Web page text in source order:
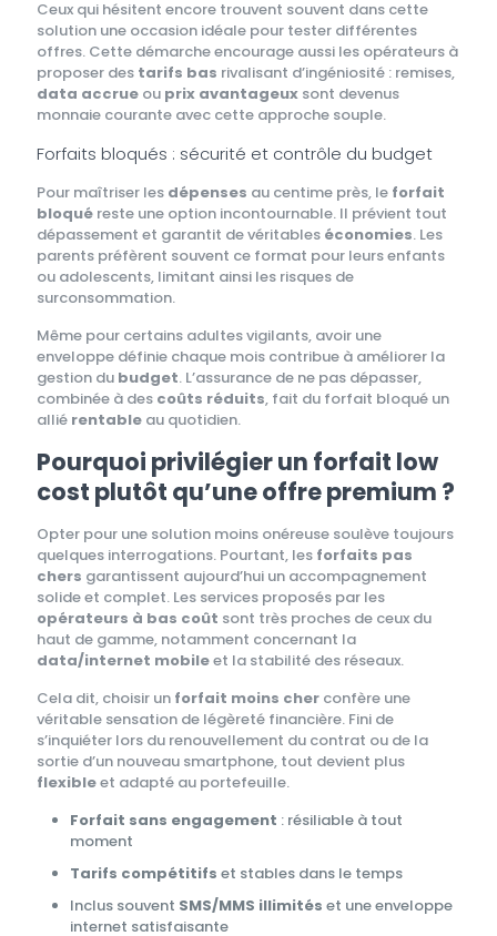
Ceux qui hésitent encore trouvent souvent dans cette
solution une occasion idéale pour tester différentes
offres. Cette démarche encourage aussi les opérateurs à
proposer des tarifs bas rivalisant d’ingéniosité : remises,
data accrue ou prix avantageux sont devenus
monnaie courante avec cette approche souple.
Forfaits bloqués : sécurité et contrôle du budget
Pour maîtriser les dépenses au centime près, le forfait
bloqué reste une option incontournable. Il prévient tout
dépassement et garantit de véritables économies. Les
parents préfèrent souvent ce format pour leurs enfants
ou adolescents, limitant ainsi les risques de
surconsommation.
Même pour certains adultes vigilants, avoir une
enveloppe définie chaque mois contribue à améliorer la
gestion du budget. L’assurance de ne pas dépasser,
combinée à des coûts réduits, fait du forfait bloqué un
allié rentable au quotidien.
Pourquoi privilégier un forfait low
cost plutôt qu’une offre premium ?
Opter pour une solution moins onéreuse soulève toujours
quelques interrogations. Pourtant, les forfaits pas
chers garantissent aujourd’hui un accompagnement
solide et complet. Les services proposés par les
opérateurs à bas coût sont très proches de ceux du
haut de gamme, notamment concernant la
data/internet mobileet la stabilité des réseaux.
Cela dit, choisir un forfait moins cher confère une
véritable sensation de légèreté financière. Fini de
s’inquiéter lors du renouvellement du contrat ou de la
sortie d’un nouveau smartphone, tout devient plus
flexibleet adapté au portefeuille.
Forfait sans engagement : résiliable à tout
moment
Tarifs compétitifs et stables dans le temps
Inclus souvent SMS/MMS illimités et une enveloppe
internet satisfaisante